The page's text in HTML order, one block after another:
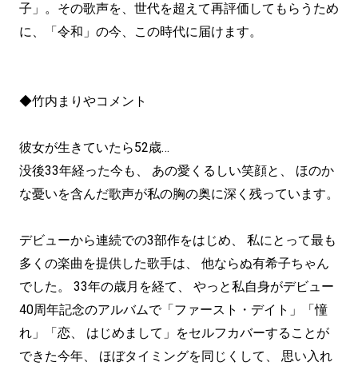
子」。その歌声を、世代を超えて再評価してもらうため
に、「令和」の今、この時代に届けます。
◆竹内まりやコメント
彼女が生きていたら52歳…
没後33年経った今も、 あの愛くるしい笑顔と、 ほのか
な憂いを含んだ歌声が私の胸の奥に深く残っています。
デビューから連続での3部作をはじめ、 私にとって最も
多くの楽曲を提供した歌手は、 他ならぬ有希子ちゃん
でした。 33年の歳月を経て、 やっと私自身がデビュー
40周年記念のアルバムで「ファースト・デイト」「憧
れ」「恋、 はじめまして」をセルフカバーすることが
できた今年、 ほぼタイミングを同じくして、 思い入れ